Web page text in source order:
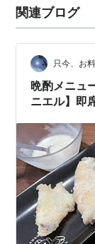
関連ブログ
只今、お
晩酌メニュ
ニエル】即